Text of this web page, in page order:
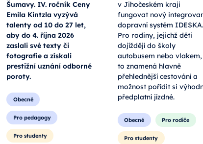
Šumavy. IV. ročník Ceny
Emila Kintzla vyzývá
talenty od 10 do 27 let,
aby do 4. října 2026
zaslali své texty či
fotografie a získali
prestižní uznání odborné
poroty.
Obecné
Pro pedagogy
Pro studenty
v Jihočeském kraji
fungovat nový
dopravní systém IDESKA.
Pro rodiny, jejichž děti
dojíždějí do školy
autobusem nebo vlakem,
to znamená hlavně
přehlednější cestování a
možnost pořídit si
předplatní jízdné.
Obecné Pro rodiče
Pro studenty